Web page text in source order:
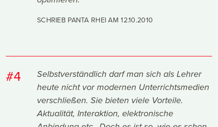
SCHRIEB PANTA RHEI AM12.10.2010
#4
Selbstverständlich darf man sich als Lehrer
heute nicht vor modernen Unterrichtsmedien
verschließen. Sie bieten viele Vorteile.
Aktualität, Interaktion, elektronische